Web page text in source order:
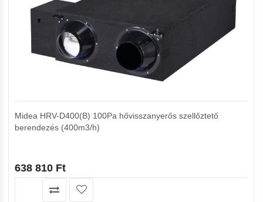
Midea HRV-D400(B) 100Pa hővisszanyerős szellőztető
berendezés (400m3/h)
638 810 Ft